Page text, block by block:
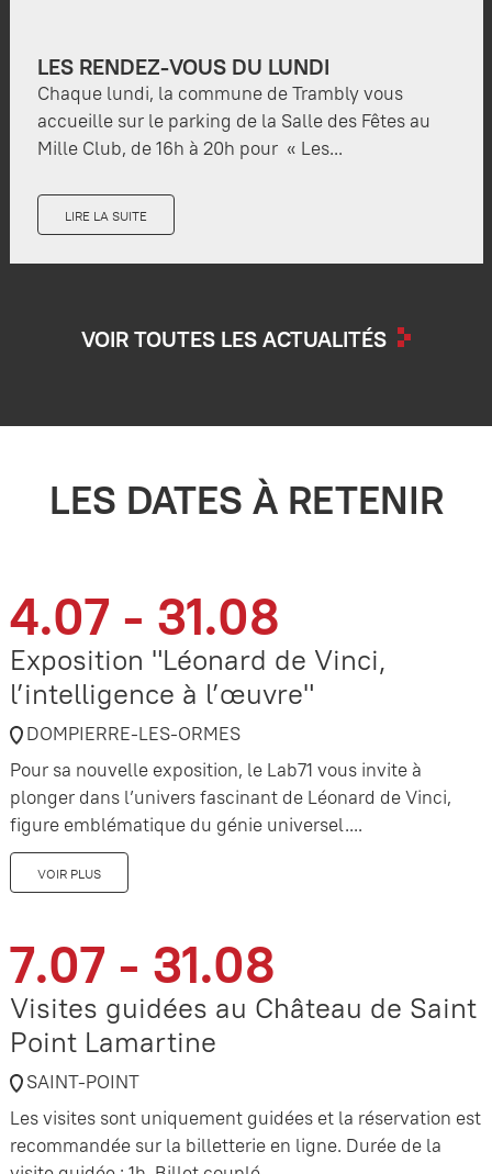
LES RENDEZ-VOUS DU LUNDI
Chaque lundi, la commune de Trambly vous
accueille sur le parking de la Salle des Fêtes au
Mille Club, de 16h à 20h pour « Les...
LIRE LA SUITE
VOIR TOUTES LES ACTUALITÉS
LES DATES À RETENIR
4.07 - 31.08
Exposition "Léonard de Vinci,
l’intelligence à l’œuvre"
DOMPIERRE-LES-ORMES
Pour sa nouvelle exposition, le Lab71 vous invite à
plonger dans l’univers fascinant de Léonard de Vinci,
figure emblématique du génie universel....
VOIR PLUS
7.07 - 31.08
Visites guidées au Château de Saint
Point Lamartine
SAINT-POINT
Les visites sont uniquement guidées et la réservation est
recommandée sur la billetterie en ligne. Durée de la